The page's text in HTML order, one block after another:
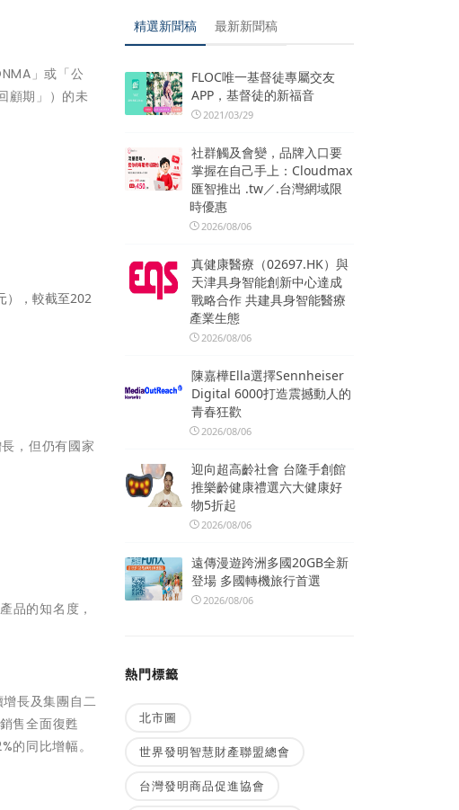
」或「公
顧期」）的未
），較截至202
，但仍有國家
品的知名度，
長及集團自二
售全面復甦
的同比增幅。
精選新聞稿 最新新聞稿
FLOC唯一基督徒專屬交友
APP，基督徒的新福音
2021/03/29
社群觸及會變，品牌入口要
掌握在自己手上：Cloudmax
匯智推出 .tw／.台灣網域限
時優惠
2026/08/06
真健康醫療（02697.HK）與
天津具身智能創新中心達成
戰略合作 共建具身智能醫療
產業生態
2026/08/06
陳嘉樺Ella選擇Sennheiser
Digital 6000打造震撼動人的
青春狂歡
2026/08/06
迎向超高齡社會 台隆手創館
推樂齡健康禮選六大健康好
物5折起
2026/08/06
遠傳漫遊跨洲多國20GB全新
登場 多國轉機旅行首選
2026/08/06
熱門標籤
北市圖
世界發明智慧財產聯盟總會
台灣發明商品促進協會